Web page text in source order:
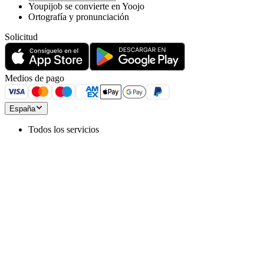
Youpijob se convierte en Yoojo
Ortografía y pronunciación
Solicitud
Medios de pago
España
Todos los servicios